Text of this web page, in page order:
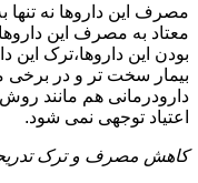
مصرف این داروها نه تنها
معتاد به مصرف این
بودن این داروها،ترک
بیمار سخت تر و در
دارودرمانی هم مانند
اعتیاد توجهی نمی شود.
کاهش مصرف و ترک